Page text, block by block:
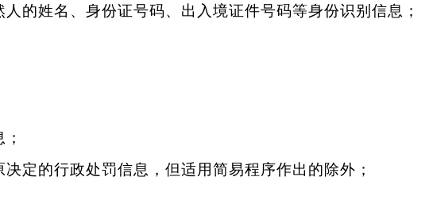
的姓名、身份证号码、出入境证件号码等身份识别信息；
定的行政处罚信息，但适用简易程序作出的除外；